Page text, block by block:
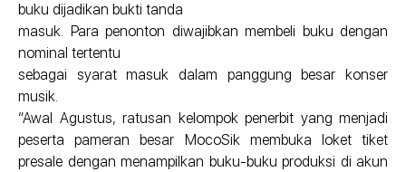
buku dijadikan bukti tanda
masuk. Para penonton diwajibkan membeli buku dengan
nominal tertentu
sebagai syarat masuk dalam panggung besar konser
musik.
“Awal Agustus, ratusan kelompok penerbit yang menjadi
peserta pameran besar MocoSik membuka loket tiket
presale dengan menampilkan buku-buku produksi di akun